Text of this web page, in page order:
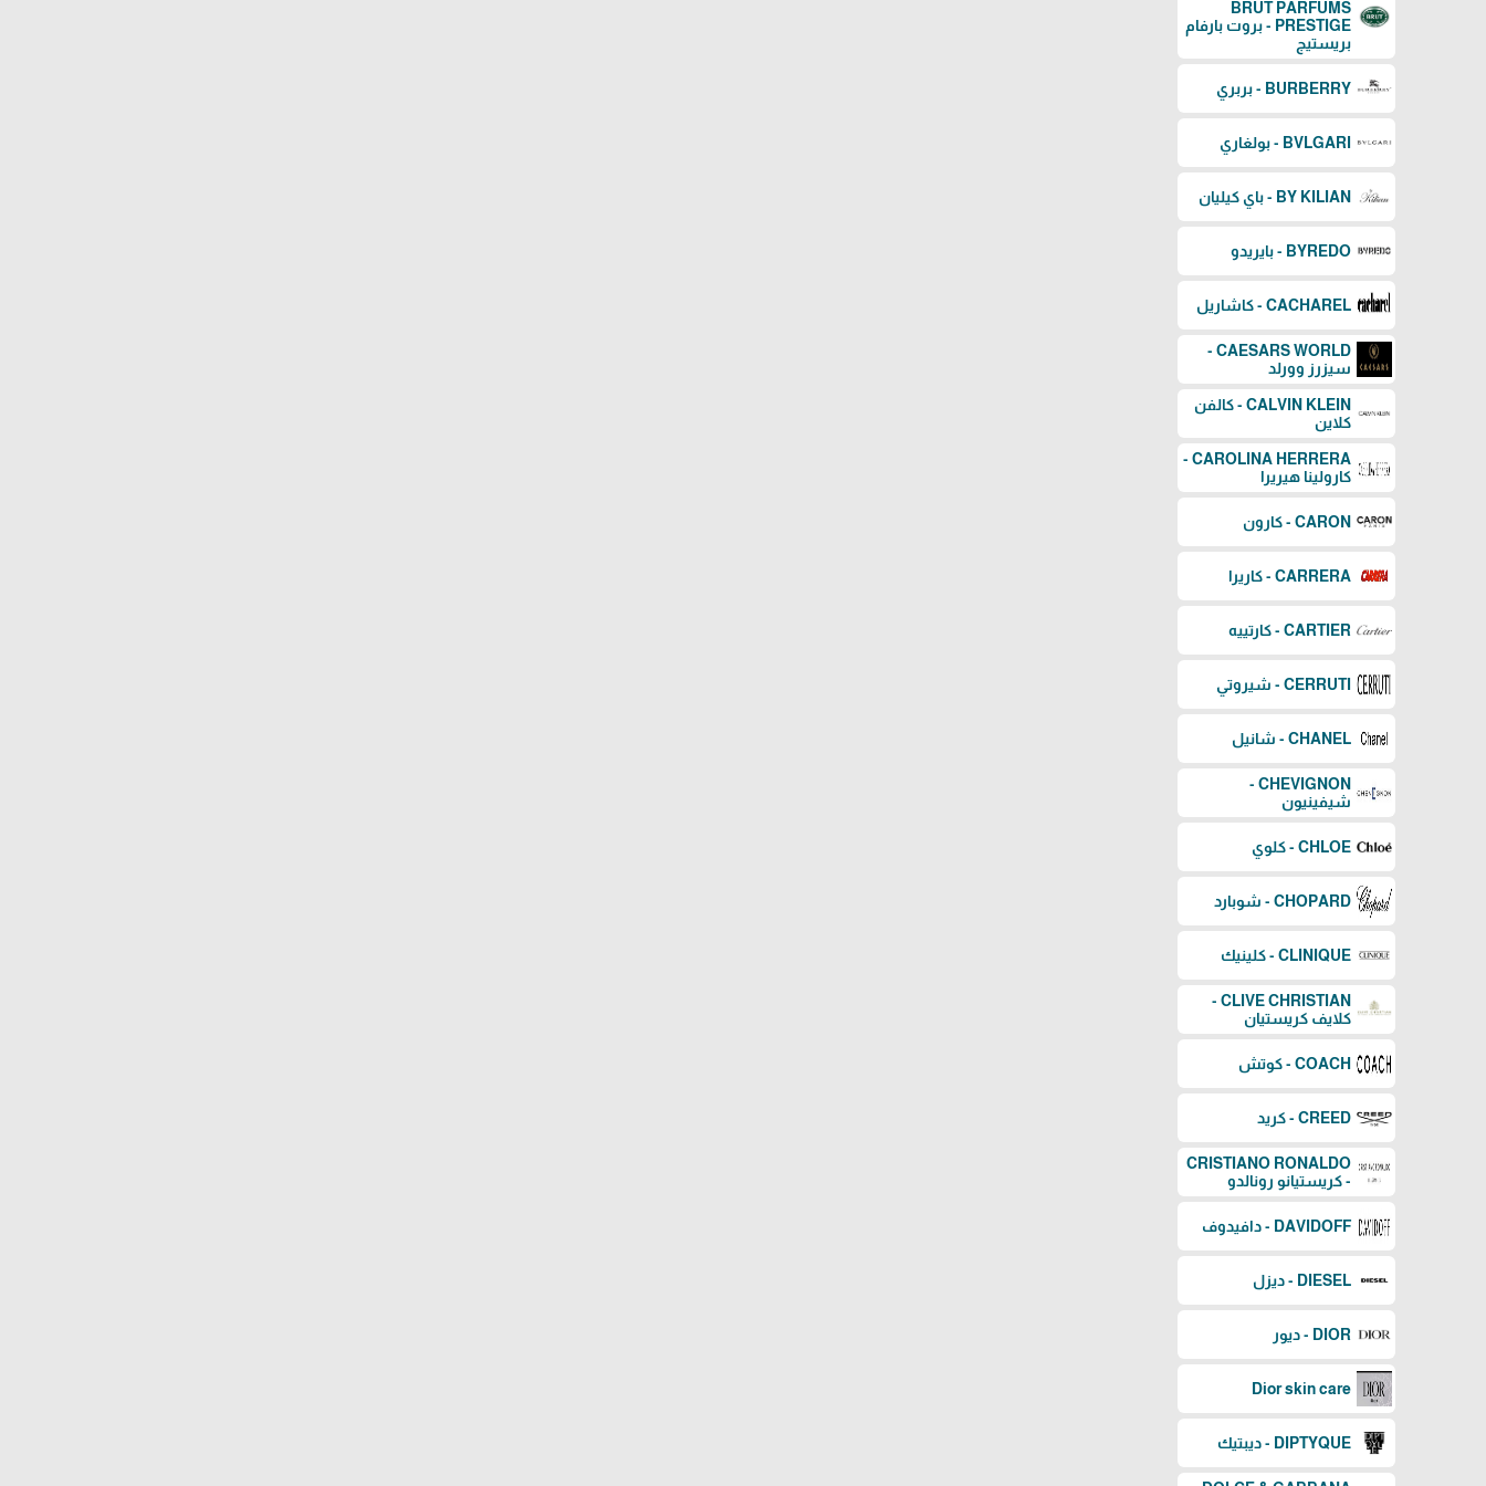
BRUT PARFUMS
PRESTIGE - بروت بارفام
بريستيج
BURBERRY - بربري
BVLGARI - بولغاري
BY KILIAN - باي كيليان
BYREDO - بايريدو
CACHAREL - كاشاريل
CAESARS WORLD -
سيزرز وورلد
CALVIN KLEIN - كالفن
كلاين
CAROLINA HERRERA -
كارولينا هيريرا
CARON - كارون
CARRERA - كاريرا
CARTIER - كارتييه
CERRUTI - شيروتي
CHANEL - شانيل
CHEVIGNON -
شيفينيون
CHLOE - كلوي
CHOPARD - شوبارد
CLINIQUE - كلينيك
CLIVE CHRISTIAN -
كلايف كريستيان
COACH - كوتش
CREED - كريد
CRISTIANO RONALDO
- كريستيانو رونالدو
DAVIDOFF - دافيدوف
DIESEL - ديزل
DIOR - ديور
Dior skin care
DIPTYQUE - ديبتيك